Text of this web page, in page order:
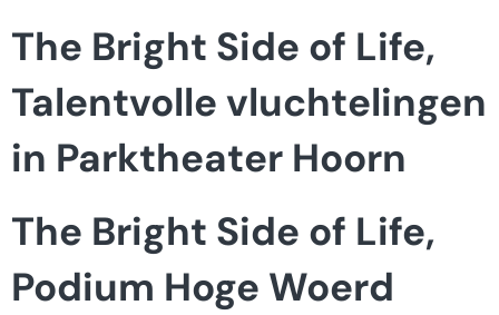
The Bright Side of Life,
Talentvolle vluchtelingen
in Parktheater Hoorn
The Bright Side of Life,
Podium Hoge Woerd